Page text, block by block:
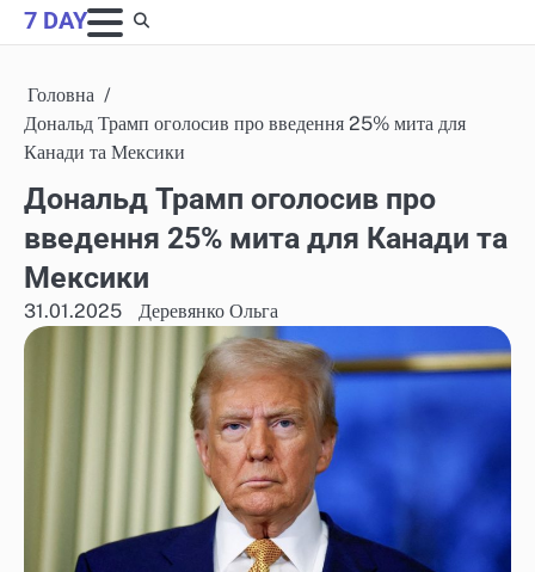
Skip
to
7 DAY
Головна
Дональд Трамп оголосив про введення 25% мита для
Канади та Мексики
Дональд Трамп оголосив про
введення 25% мита для Канади та
Мексики
31.01.2025 Деревянко Ольга